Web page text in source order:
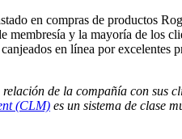
en compras de productos
membresía y la mayoría de los
en línea por excelentes
de la compañía con sus
(CLM) es un sistema de clase